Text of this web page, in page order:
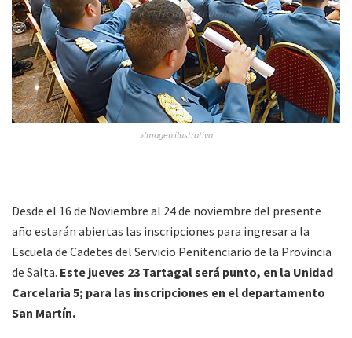
»Imagen ilustrativa
Desde el 16 de Noviembre al 24 de noviembre del presente
año estarán abiertas las inscripciones para ingresar a la
Escuela de Cadetes del Servicio Penitenciario de la Provincia
de Salta. Este jueves 23 Tartagal será punto, en la Unidad
Carcelaria 5; para las inscripciones en el departamento
San Martín.